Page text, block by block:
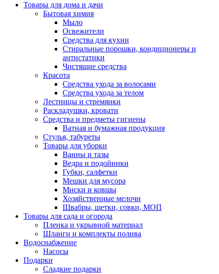
Товары для дома и дачи
Бытовая химия
Мыло
Освежители
Средства для кухни
Стиральные порошки, кондиционеры и
антистатики
Чистящие средства
Красота
Средства ухода за волосами
Средства ухода за телом
Лестницы и стремянки
Раскладушки, кровати
Средства и предметы гигиены
Ватная и бумажная продукция
Стулья, табуреты
Товары для уборки
Ванны и тазы
Ведра и подойники
Губки, салфетки
Мешки для мусора
Миски и ковшы
Хозяйственные мелочи
Швабры, щетки, совки, МОП
Товары для сада и огорода
Пленка и укрывной материал
Шланги и комплекты полива
Водоснабжение
Насосы
Подарки
Cладкие подарки